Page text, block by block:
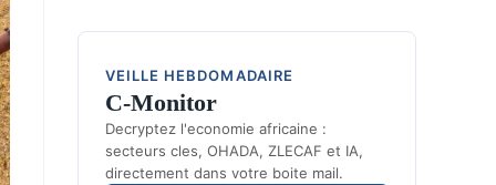
VEILLE HEBDOMADAIRE
C-Monitor
Decryptez l'economie africaine :
secteurs cles, OHADA, ZLECAF et IA,
directement dans votre boite mail.